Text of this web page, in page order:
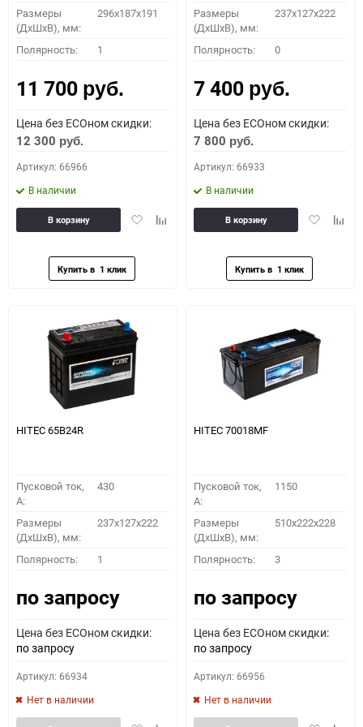
Размеры
(ДхШхВ), мм:
296х187х191
Полярность: 1
11 700 руб.
Цена без ECOном скидки:
12 300 руб.
Артикул: 66966
В наличии
ДобавитьДобавить
В корзину
Размеры
(ДхШхВ), мм:
237x127x222
Полярность: 0
7 400 руб.
Цена без ECOном скидки:
7 800 руб.
Артикул: 66933
В наличии
Добавить
В корзину
HITEC 65B24R
Пусковой ток,
A:
430
Размеры
(ДхШхВ), мм:
237x127x222
Полярность: 1
по запросу
Цена без ECOном скидки:
по запросу
Артикул: 66934
Нет в наличии
HITEC 70018MF
Пусковой ток,
A:
1150
Размеры
(ДхШхВ), мм:
510x222x228
Полярность: 3
по запросу
Цена без ECOном скидки:
по запросу
Артикул: 66956
Нет в наличии